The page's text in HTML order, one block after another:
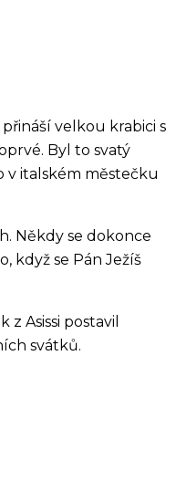
velkou krabici s
Byl to svatý
v italském městečku
Někdy se dokonce
když se Pán Ježíš
Asissi postavil
svátků.